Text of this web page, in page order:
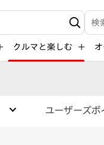
検
クルマと楽しむ
ユーザーズボ